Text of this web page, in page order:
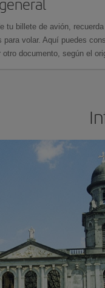
tu billete de avión,
volar. Aquí puedes
otro documento, según el